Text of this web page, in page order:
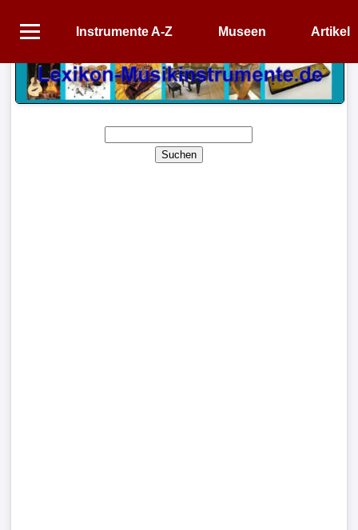
Instrumente A-Z Museen Artikel
Startseite
Instrumente
Suchen